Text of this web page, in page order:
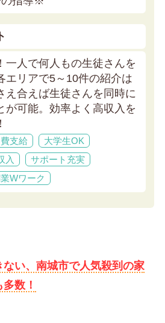
人で何人もの生徒さんを
エリアで5～10件の紹介は
え合えば生徒さんを同時に
が可能。効率よく高収入を
支給
大学生OK
入
サポート充実
Wワーク
ない、南城市で人気殺到の家
数！